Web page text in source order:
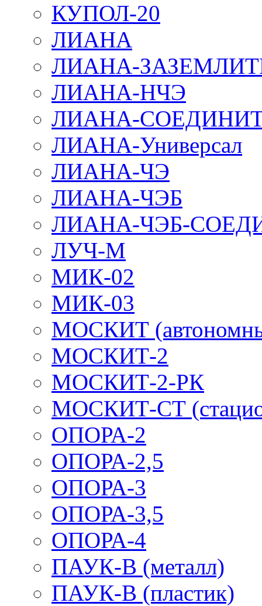
КУПОЛ-20
ЛИАНА
ЛИАНА-
ЛИАНА-НЧЭ
ЛИАНА-
ЛИАНА-Универсал
ЛИАНА-ЧЭ
ЛИАНА-ЧЭБ
ЛИАНА-ЧЭБ-
ЛУЧ-М
МИК-02
МИК-03
МОСКИТ
МОСКИТ-2
МОСКИТ-2-РК
МОСКИТ-СТ
ОПОРА-2
ОПОРА-2,5
ОПОРА-3
ОПОРА-3,5
ОПОРА-4
ПАУК-В (металл)
ПАУК-В (пластик)